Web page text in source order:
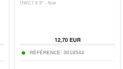
UWC7 6.9" - Noir
12,70EUR
RÉFÉRENCE: 3018544